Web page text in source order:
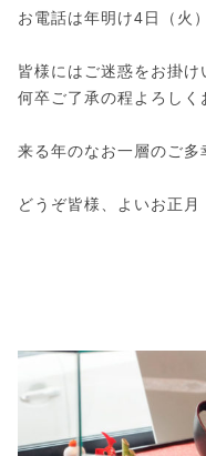
お電話は年明け4日（火
皆様にはご迷惑をお掛け
何卒ご了承の程よろしく
来る年のなお一層のご多
どうぞ皆様、よいお正月